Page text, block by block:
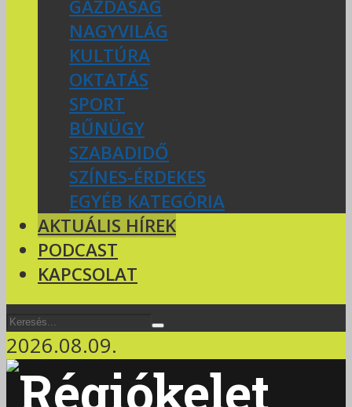
GAZDASÁG
NAGYVILÁG
KULTÚRA
OKTATÁS
SPORT
BŰNÜGY
SZABADIDŐ
SZÍNES-ÉRDEKES
EGYÉB KATEGÓRIA
AKTUÁLIS HÍREK
PODCAST
KAPCSOLAT
2026.08.09.